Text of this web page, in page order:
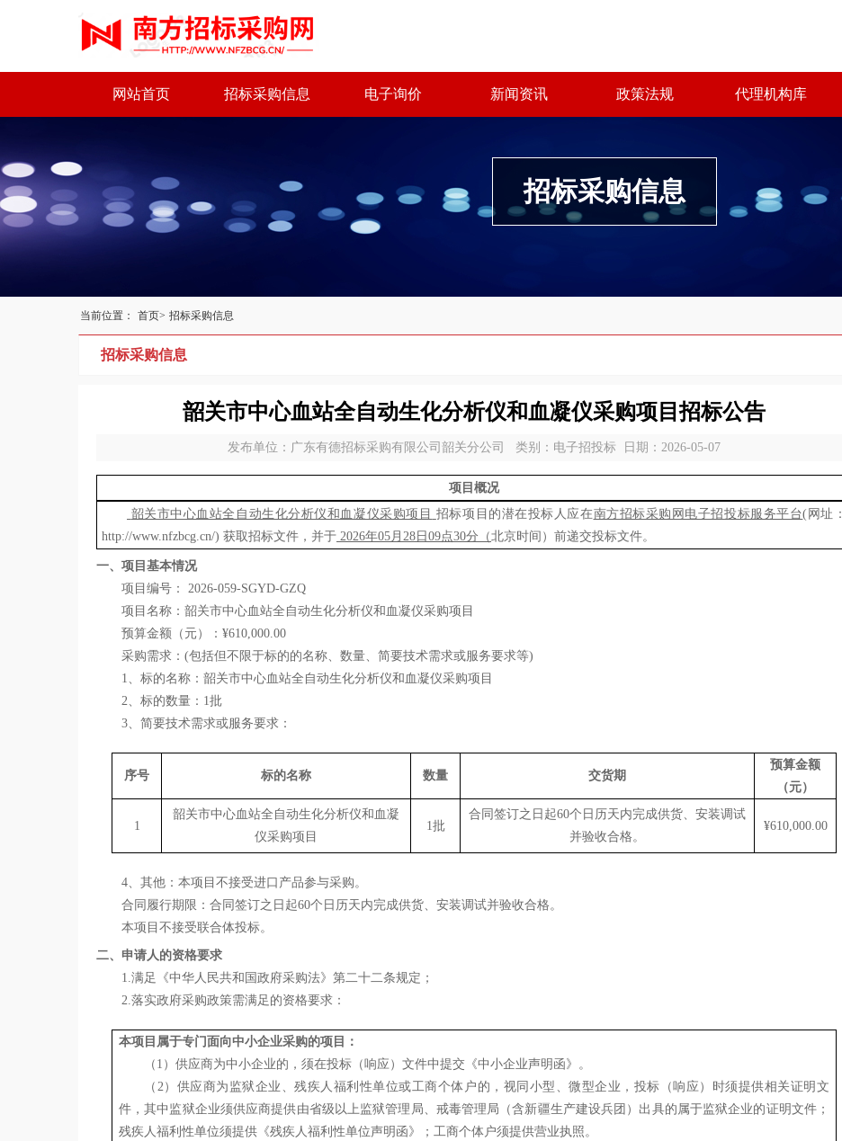
网站首页 招标采购信息 电子询价 新闻资讯 政策法规 代理机构库
招标采购信息
当前位置： 首页> 招标采购信息
招标采购信息
韶关市中心血站全自动生化分析仪和血凝仪采购项目招标公告
发布单位：广东有德招标采购有限公司韶关分公司 类别：电子招投标 日期：2026-05-07
项目概况
韶关市中心血站全自动生化分析仪和血凝仪采购项目 招标项目的潜在投标人应在南方招标采购网电子招投标服务平台(网址：
http://www.nfzbcg.cn/) 获取招标文件，并于 2026年05月 28 日 09点30分（北京时间）前递交投标文件。
一、项目基本情况
项目编号：
2026-059-SGYD-GZQ
项目名称： 韶关市中心血站全自动生化分析仪和血凝仪采购项目
预算金额 （ 元） ： ¥610,000.00
采购需求： (包括但不限于标的的名称、数量、简要技术需求或服务要求等)
1、 标的名称： 韶关市中心血站全自动生化分析仪和血凝仪采购项目
2、标的数量： 1批
3、简要技术需求或服务要求：
序号 标的名称 数量 交货期
预算金额
（元）
1
韶关市中心血站全自动生化分析仪和血凝
仪采购项目
1批
合同签订之日起60个日历天内完成供货、安装调试
并验收合格。
¥610,000.00
4、其他：本项目不接受进口产品参与采购。
合同履行期限： 合同签订之日起60个日历天内完成供货、安装调试并验收合格。
本项目不接受联合体投标。
二、申请人的资格要求
1.满足《中华人民共和国政府采购法》第二十二条规定；
2.落实政府采购政策需满足的资格要求：
本项目属于专门面向中小企业采购的项目：
（ 1 ）供应商为中小企业的，须在投标（响应）文件中提交《中小企业声明函》。
（ 2）供应商为监狱企业、残疾人福利性单位或工商个体户的，视同小型、微型企业，投标（响应）时须提供相关证明文
件，其中监狱企业须供应商提供由省级以上监狱管理局、戒毒管理局（含新疆生产建设兵团）出具的属于监狱企业的证明文件；
残疾人福利性单位须提供《残疾人福利性单位声明函》；工商个体户须提供营业执照。